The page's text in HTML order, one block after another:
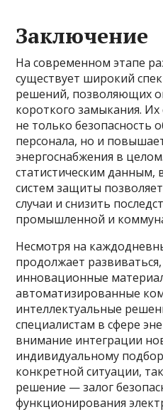
Заключение
На современном этапе
существует широкий
решений, позволяющих
короткого замыкания. Их
не только безопасность
персонала, но и
энергоснабжения в
статистическим данным,
систем защиты
случаи и снизить
промышленной и
Несмотря на
продолжает
инновационные
автоматизированные
интеллектуальные
специалистам в сфере
внимание интеграции
индивидуальному
конкретной ситуации,
решение — залог
функционирования